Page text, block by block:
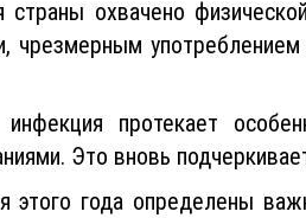
вовлечения людей
страны охвачено
инфекция протекает
Это вновь